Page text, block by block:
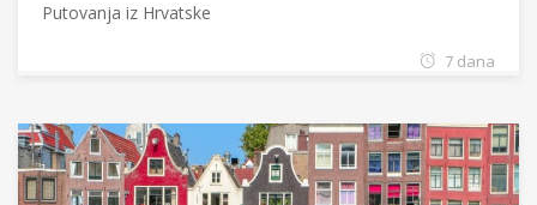
Putovanja iz Hrvatske
7 dana